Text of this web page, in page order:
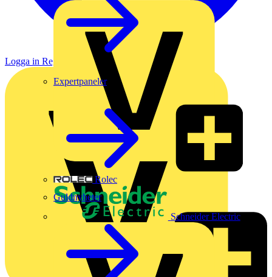
Rolec
Schneider Electric
Expertpaneler
Guldnyheter
Logga in Registrera dig